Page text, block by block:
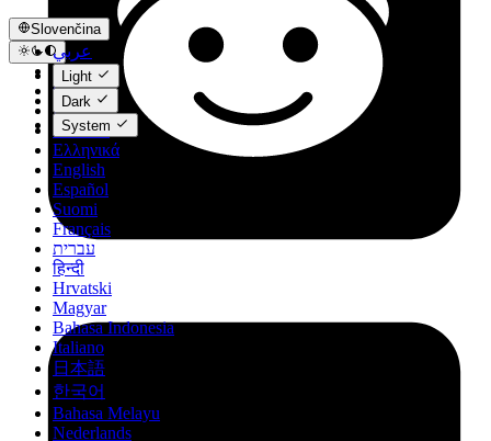
Slovenčina
عربي
Català
Čeština
Dansk
Deutsch
Ελληνικά
English
Español
Suomi
Français
עברית
हिन्दी
Hrvatski
Magyar
Bahasa Indonesia
Italiano
日本語
한국어
Bahasa Melayu
Nederlands
Light
Dark
System